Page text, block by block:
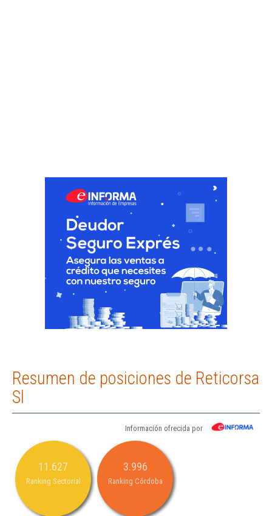
Resumen de posiciones de Reticorsa
Sl
Información ofrecida por
11.627
Ranking Sectorial
3.996
Ranking Córdoba